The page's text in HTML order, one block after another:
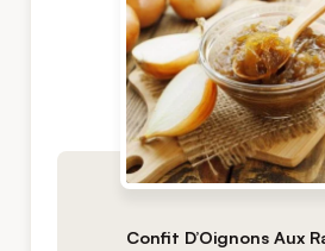
Confit D’Oignons Aux